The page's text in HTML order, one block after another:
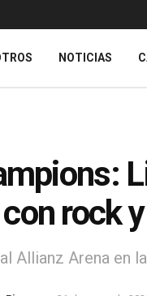
NOTICIAS
rock
Allianz Arena en